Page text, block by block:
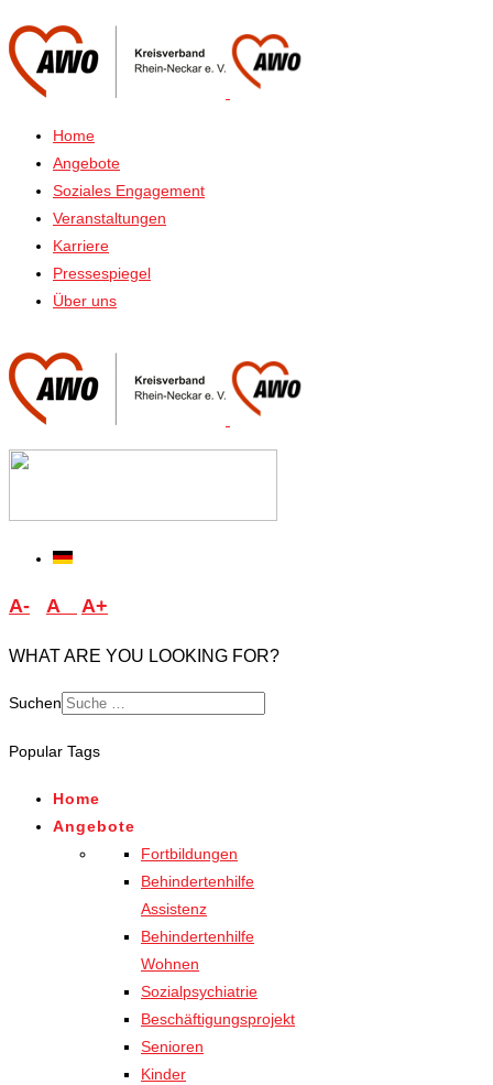
Home
Angebote
Soziales Engagement
Veranstaltungen
Karriere
Pressespiegel
Über uns
A- A A+
WHAT ARE YOU LOOKING FOR?
Suchen
for results.
Popular Tags
Home
Angebote
Fortbildungen
Behindertenhilfe
Assistenz
Behindertenhilfe
Wohnen
Sozialpsychiatrie
Beschäftigungsprojekt
Senioren
Kinder